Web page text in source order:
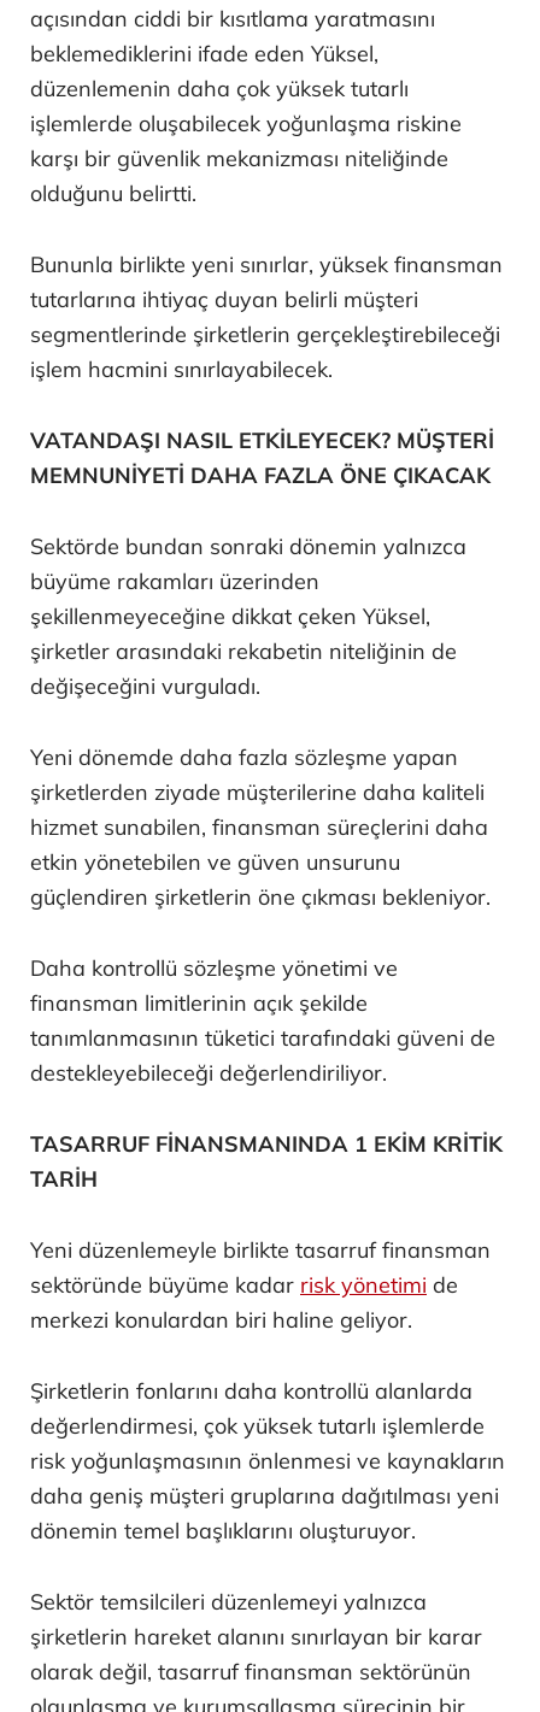
açısından ciddi bir kısıtlama yaratmasını
beklemediklerini ifade eden Yüksel,
düzenlemenin daha çok yüksek tutarlı
işlemlerde oluşabilecek yoğunlaşma riskine
karşı bir güvenlik mekanizması niteliğinde
olduğunu belirtti.
Bununla birlikte yeni sınırlar, yüksek finansman
tutarlarına ihtiyaç duyan belirli müşteri
segmentlerinde şirketlerin gerçekleştirebileceği
işlem hacmini sınırlayabilecek.
VATANDAŞI NASIL ETKİLEYECEK? MÜŞTERİ
MEMNUNİYETİ DAHA FAZLA ÖNE ÇIKACAK
Sektörde bundan sonraki dönemin yalnızca
büyüme rakamları üzerinden
şekillenmeyeceğine dikkat çeken Yüksel,
şirketler arasındaki rekabetin niteliğinin de
değişeceğini vurguladı.
Yeni dönemde daha fazla sözleşme yapan
şirketlerden ziyade müşterilerine daha kaliteli
hizmet sunabilen, finansman süreçlerini daha
etkin yönetebilen ve güven unsurunu
güçlendiren şirketlerin öne çıkması bekleniyor.
Daha kontrollü sözleşme yönetimi ve
finansman limitlerinin açık şekilde
tanımlanmasının tüketici tarafındaki güveni de
destekleyebileceği değerlendiriliyor.
TASARRUF FİNANSMANINDA 1 EKİM KRİTİK
TARİH
Yeni düzenlemeyle birlikte tasarruf finansman
sektöründe büyüme kadar risk yönetimi de
merkezi konulardan biri haline geliyor.
Şirketlerin fonlarını daha kontrollü alanlarda
değerlendirmesi, çok yüksek tutarlı işlemlerde
risk yoğunlaşmasının önlenmesi ve kaynakların
daha geniş müşteri gruplarına dağıtılması yeni
dönemin temel başlıklarını oluşturuyor.
Sektör temsilcileri düzenlemeyi yalnızca
şirketlerin hareket alanını sınırlayan bir karar
olarak değil, tasarruf finansman sektörünün